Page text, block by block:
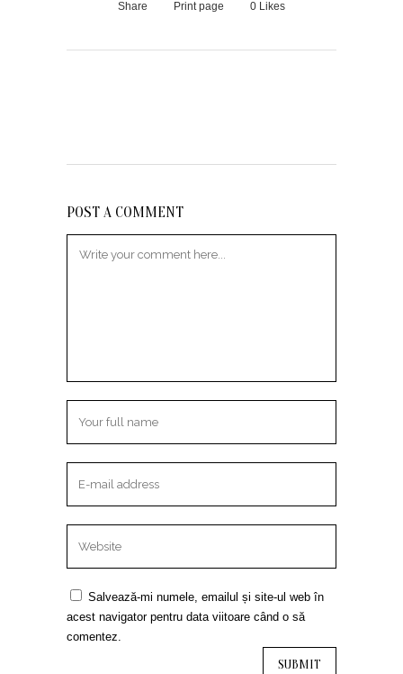
Share Print page 0 Likes
POST A COMMENT
Salvează-mi numele, emailul și site-ul web în
acest navigator pentru data viitoare când o să
comentez.